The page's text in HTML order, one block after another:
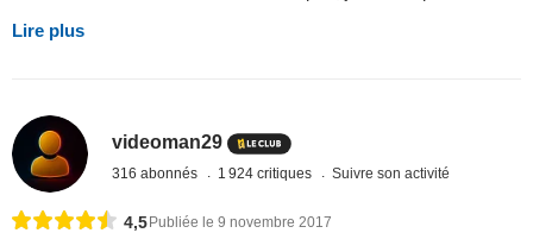
Lire plus
videoman29
316 abonnés 1 924 critiques Suivre son activité
4,5Publiée le 9 novembre 2017